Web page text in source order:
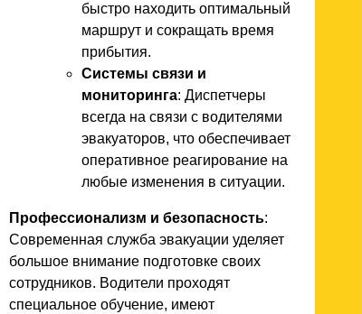
быстро находить оптимальный
маршрут и сокращать время
прибытия.
Системы связи и
мониторинга: Диспетчеры
всегда на связи с водителями
эвакуаторов, что обеспечивает
оперативное реагирование на
любые изменения в ситуации.
Профессионализм и безопасность:
Современная служба эвакуации уделяет
большое внимание подготовке своих
сотрудников. Водители проходят
специальное обучение, имеют